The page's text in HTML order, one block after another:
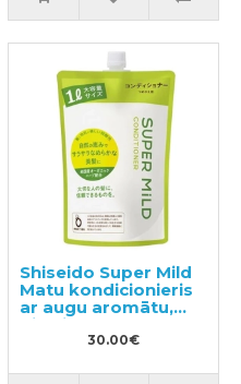
Shiseido Super Mild
Matu kondicionieris
ar augu aromātu,
pildviela 1000ml
30.00€